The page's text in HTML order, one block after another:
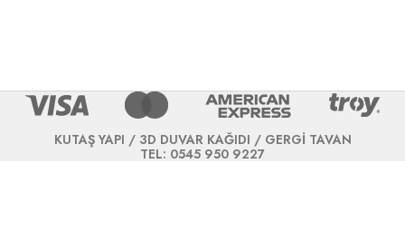
KUTAŞ YAPI / 3D DUVAR KAĞIDI / GERGİ TAVAN
TEL: 0545 950 9227